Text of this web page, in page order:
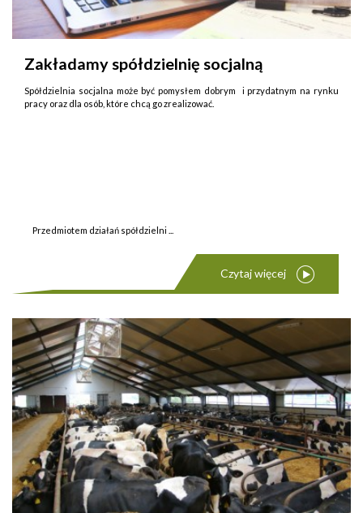
Zakładamy spółdzielnię socjalną
Spółdzielnia socjalna może być pomysłem dobrym i przydatnym na rynku
pracy oraz dla osób, które chcą go zrealizować.
Przedmiotem działań spółdzielni ...
Czytaj więcej